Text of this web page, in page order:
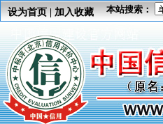
设为首页|加入收藏
本站搜索：